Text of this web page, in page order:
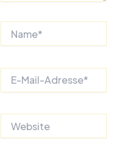
Mail-